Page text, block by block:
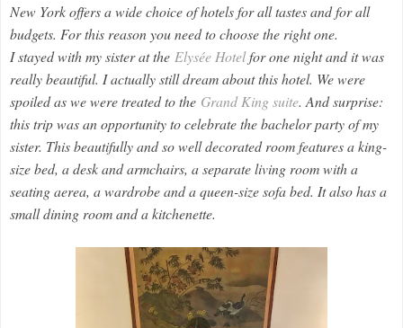
New York offers a wide choice of hotels for all tastes and for all
budgets. For this reason you need to choose the right one.
I stayed with my sister at the Elysée Hotelfor one night and it was
really beautiful. I actually still dream about this hotel. We were
spoiled as we were treated to the Grand King suite. And surprise:
this trip was an opportunity to celebrate the bachelor party of my
sister. This beautifully and so well decorated room features a king-
size bed, a desk and armchairs, a separate living room with a
seating aerea, a wardrobe and a queen-size sofa bed. It also has a
small dining room and a kitchenette.